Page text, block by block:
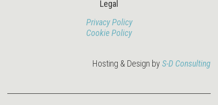
Legal
Privacy Policy
Cookie Policy
Hosting & Design by S-D Consulting